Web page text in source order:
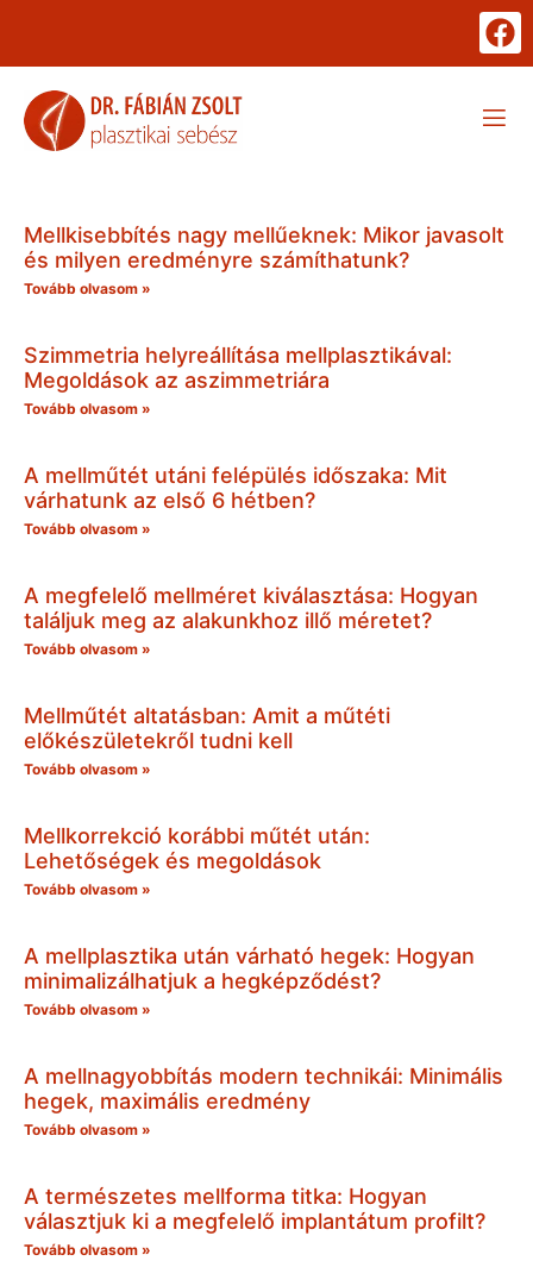
Mellkisebbítés nagy mellűeknek: Mikor javasolt
és milyen eredményre számíthatunk?
Tovább olvasom »
Szimmetria helyreállítása mellplasztikával:
Megoldások az aszimmetriára
Tovább olvasom »
A mellműtét utáni felépülés időszaka: Mit
várhatunk az első 6 hétben?
Tovább olvasom »
A megfelelő mellméret kiválasztása: Hogyan
találjuk meg az alakunkhoz illő méretet?
Tovább olvasom »
Mellműtét altatásban: Amit a műtéti
előkészületekről tudni kell
Tovább olvasom »
Mellkorrekció korábbi műtét után:
Lehetőségek és megoldások
Tovább olvasom »
A mellplasztika után várható hegek: Hogyan
minimalizálhatjuk a hegképződést?
Tovább olvasom »
A mellnagyobbítás modern technikái: Minimális
hegek, maximális eredmény
Tovább olvasom »
A természetes mellforma titka: Hogyan
választjuk ki a megfelelő implantátum profilt?
Tovább olvasom »